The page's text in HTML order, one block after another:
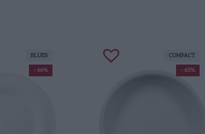
- 66%
BLUES
- 65%
COMPACT